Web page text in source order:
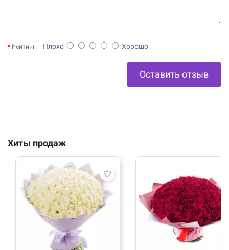
Рейтинг Плохо Хорошо
Оставить отзыв
Хиты продаж